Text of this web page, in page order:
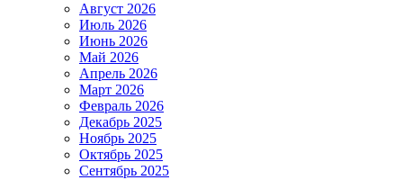
Август 2026
Июль 2026
Июнь 2026
Май 2026
Апрель 2026
Март 2026
Февраль 2026
Декабрь 2025
Ноябрь 2025
Октябрь 2025
Сентябрь 2025